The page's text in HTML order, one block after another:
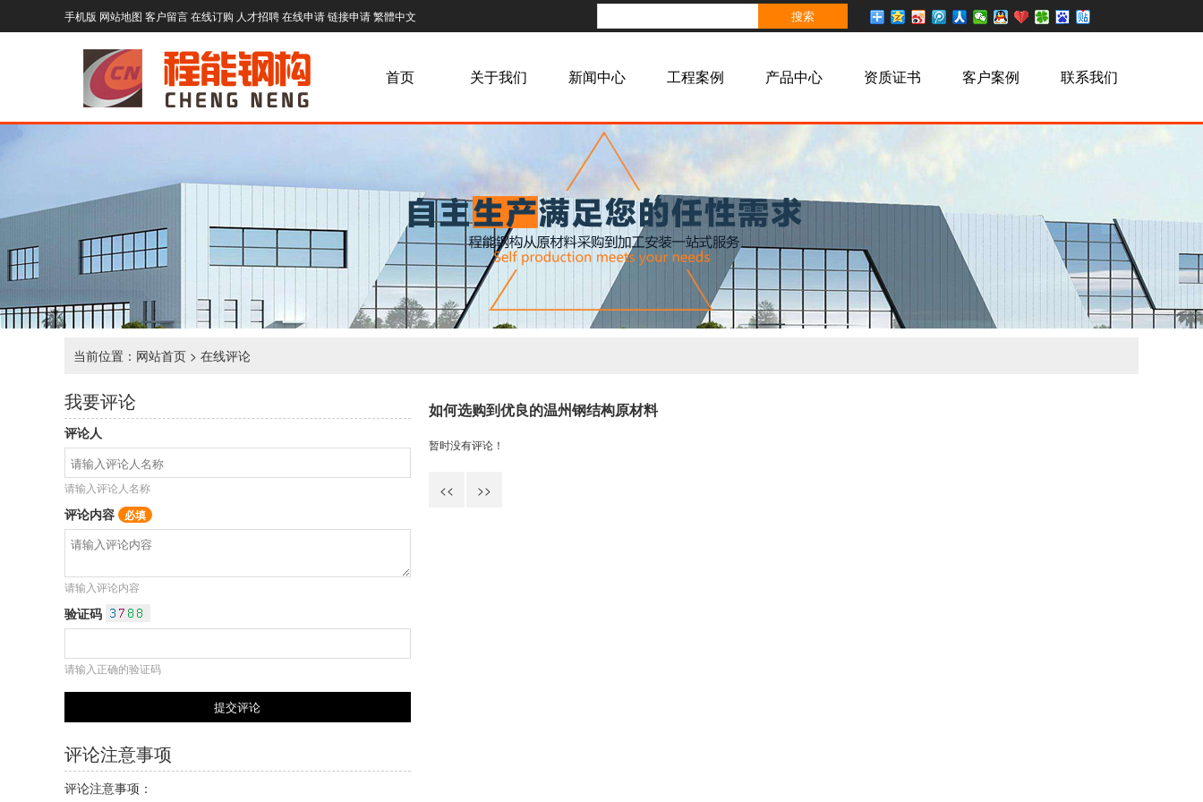
手机版 网站地图 客户留言在线订购 人才招聘在线申请链接申请繁體中文
联系我们
客户案例
资质证书
产品中心
工程案例
新闻中心
关于我们
首页
当前位置： 网站首页 > 在线评论
我要评论
评论人
请输入评论人名称
评论内容 必填
请输入评论内容
验证码
请输入正确的验证码
评论注意事项
评论注意事项：
如何选购到优良的温州钢结构原材料
暂时没有评论！
<< >>